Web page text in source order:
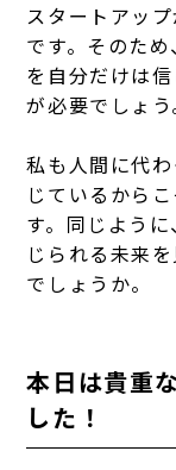
スタートアッ
です。そのた
を自分だけは
が必要でしょう
私も人間に代
じているから
す。同じよう
じられる未来
でしょうか。
本日は貴重
した！